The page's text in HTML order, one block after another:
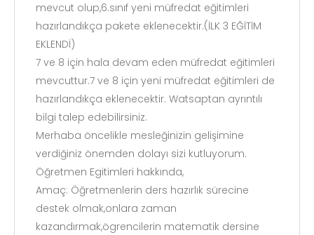
mevcut olup,6.sınıf yeni müfredat eğitimleri
hazırlandıkça pakete eklenecektir.(İLK 3 EĞİTİM
EKLENDİ)
7 ve 8 için hala devam eden müfredat eğitimleri
mevcuttur.7 ve 8 için yeni müfredat eğitimleri de
hazırlandıkça eklenecektir. Watsaptan ayrıntılı
bilgi talep edebilirsiniz.
Merhaba öncelikle mesleğinizin gelişimine
verdiğiniz önemden dolayı sizi kutluyorum.
Öğretmen Egitimleri hakkında,
Amaç: Öğretmenlerin ders hazırlık sürecine
destek olmak,onlara zaman
kazandırmak,ögrencilerin matematik dersine